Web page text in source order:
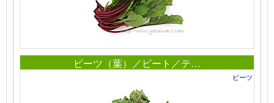
ビーツ（葉）／ビート／テ…
ビーツ